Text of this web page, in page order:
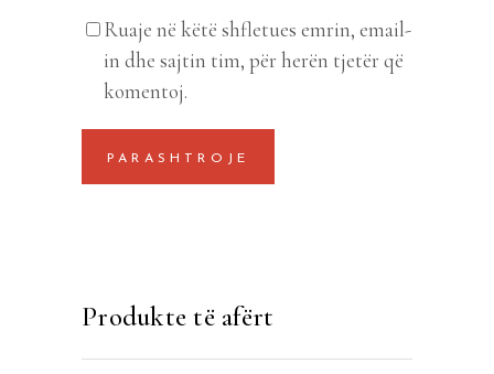
Ruaje në këtë shfletues emrin, email-
in dhe sajtin tim, për herën tjetër që
komentoj.
Produkte të afërt